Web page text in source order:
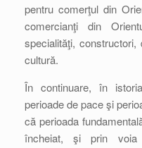
pentru comerţul din
comercianţi din
specialităţi,
cultură.
În continuare, în
perioade de pace şi
că perioada
încheiat, şi prin voia